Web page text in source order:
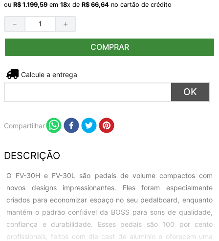
ou R$ 1.199,59 em 18x de R$ 66,64 no cartão de crédito
＋
－
COMPRAR
Não sei meu CEP
Compartilhar
DESCRIÇÃO
O FV-30H e FV-30L são pedais de volume compactos com
novos designs impressionantes. Eles foram especialmente
criados para economizar espaço no seu pedalboard, enquanto
mantém o padrão confiável da BOSS para sons de qualidade,
confiança e durabilidade. Esses pedais são 100 por cento
profissionais, feitos com die-cast de alumínio e oferecem uma